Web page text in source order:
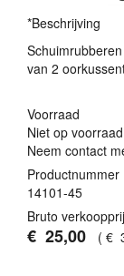
*Beschrijving
van 2
Voorraad
Niet op voorraad
Neem contact
Productnummer
14101-45
Bruto
€ 25,00 ( €